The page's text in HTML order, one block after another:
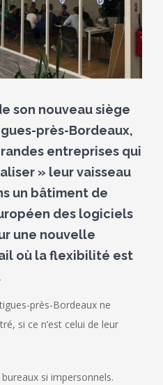
son nouveau siège
près-Bordeaux,
entreprises qui
» leur vaisseau
un bâtiment de
des logiciels
une nouvelle
où la flexibilité est
près-Bordeaux ne
si ce n’est celui de leur
si impersonnels.